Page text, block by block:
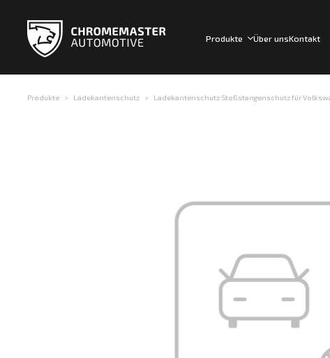
Produkte Über unsKontakt
Produkte Ladekantenschutz Ladekantenschutz Stoßstangenschutz für